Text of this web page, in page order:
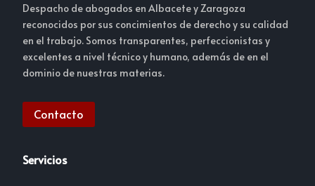
Despacho de abogados en Albacete y Zaragoza
reconocidos por sus concimientos de derecho y su calidad
en el trabajo. Somos transparentes, perfeccionistas y
excelentes a nivel técnico y humano, además de en el
dominio de nuestras materias.
Contacto
Servicios